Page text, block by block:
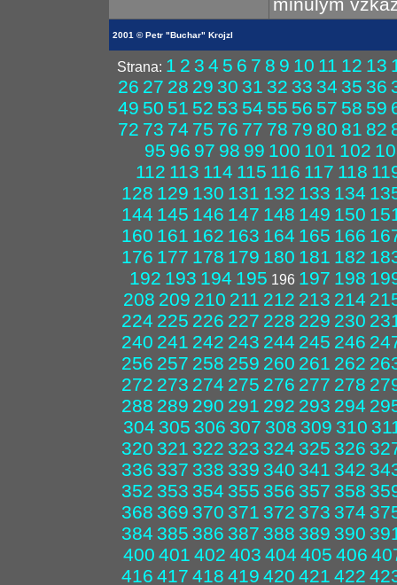
2001 © Petr "Buchar" Krojzl
Strana: 1 2 3 4 5 6 7 8 9 10 11 12 13
26 27 28 29 30 31 32 33 34 35 36
49 50 51 52 53 54 55 56 57 58 59
72 73 74 75 76 77 78 79 80 81 82
95 96 97 98 99 100 101 102
112 113 114 115 116 117 118
128 129 130 131 132 133 134
144 145 146 147 148 149 150
160 161 162 163 164 165 166
176 177 178 179 180 181 182
192 193 194 195 196 197 198
208 209 210 211 212 213 214
224 225 226 227 228 229 230
240 241 242 243 244 245 246
256 257 258 259 260 261 262
272 273 274 275 276 277 278
288 289 290 291 292 293 294
304 305 306 307 308 309 310
320 321 322 323 324 325 326
336 337 338 339 340 341 342
352 353 354 355 356 357 358
368 369 370 371 372 373 374
384 385 386 387 388 389 390
400 401 402 403 404 405 406
416 417 418 419 420 421 422